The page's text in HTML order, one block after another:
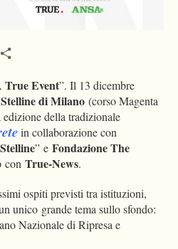
True Event”. Il 13 dicembre
di Milano (corso Magenta
della tradizionale
in collaborazione con
” e Fondazione The
con True-News.
ospiti previsti tra istituzioni,
unico grande tema sullo sfondo:
Nazionale di Ripresa e